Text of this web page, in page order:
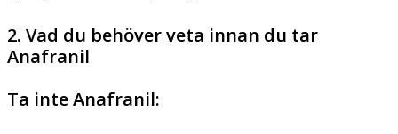
2. Vad du behöver veta innan du tar
Anafranil
Ta inte Anafranil: